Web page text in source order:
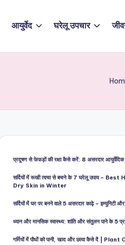
आयुर्वेद घरेलू उपचार
प्रदूषण से फेफड़ों की रक्षा कैसे करें: 8 असरदार
सर्दियों में रूखी त्वचा से बचने के 7 घरेलू उपाय –
Dry Skin in Winter
सर्दियों में घर पर बनने वाले 5 असरदार काढ़े – इम्युनिटी
ध्यान और मानसिक स्वास्थ्य: शांति और संतुलन पाने के 5
गर्मियों में पौधों को पानी, खाद और छाया कैसे दें |